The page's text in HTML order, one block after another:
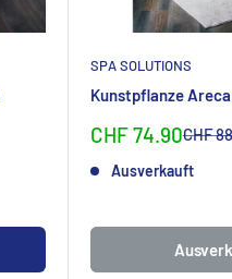
SPA SOLUTIONS
Kunstpflanze Areca
Sonderpreis
CHF 74.90CHF
Ausverkauft